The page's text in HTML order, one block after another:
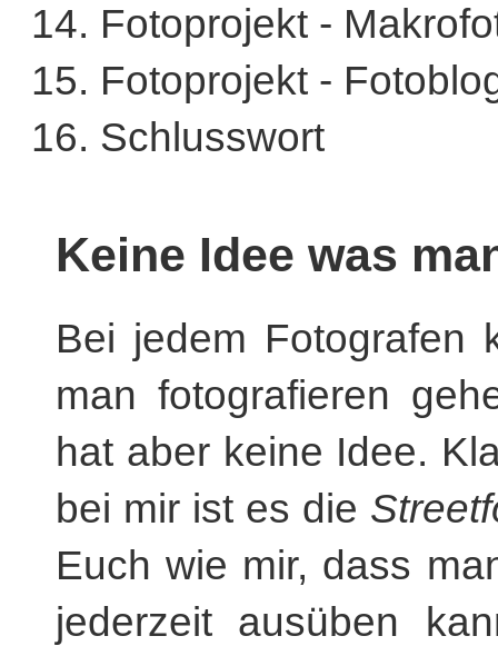
Fotoprojekt -
Fotoprojekt -
Schlusswort
Keine Idee was
Bei jedem Fotografen
man fotografieren
hat aber keine Idee.
bei mir ist es die
Euch wie mir, dass
jederzeit ausüben